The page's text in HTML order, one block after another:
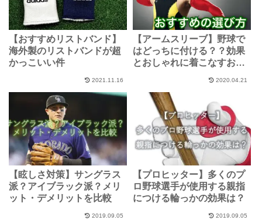
【おすすめリストバンド】
海外製のリストバンドが超
かっこいい件
2021.11.16
【アームスリーブ】野球で
はどっちに付ける？？効果
とおしゃれに着こなすおす
2020.04.21
【眩しさ対策】サングラス
派？アイブラック派？メリ
ット・デメリットを比較
2019.09.05
【プロヒッター】多くのプ
ロ野球選手が使用する親指
につける輪っかの効果は？
2019.09.05